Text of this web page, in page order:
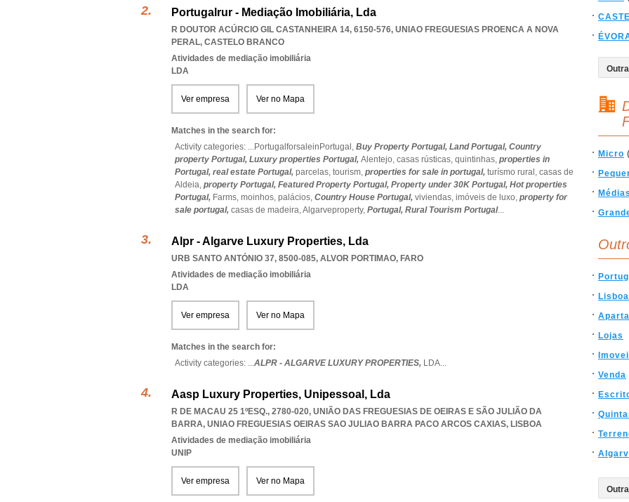
Portugalrur - Mediação Imobiliária, Lda
R DOUTOR ACÚRCIO GIL CASTANHEIRA 14, 6150-576, UNIAO FREGUESIAS PROENCA A NOVA
PERAL, CASTELO BRANCO
Atividades de mediação imobiliária
LDA
Ver empresa Ver no Mapa
Matches in the search for:
Activity categories: ...PortugalforsaleinPortugal, Buy Property Portugal, Land Portugal, Country
property Portugal, Luxury properties Portugal, Alentejo, casas rústicas, quintinhas, properties in
Portugal, real estate Portugal, parcelas, tourism, properties for sale in portugal, turísmo rural, casas de
Aldeia, property Portugal, Featured Property Portugal, Property under 30K Portugal, Hot properties
Portugal, Farms, moinhos, palácios, Country House Portugal, viviendas, imóveis de luxo, property for
sale portugal, casas de madeira,Algarveproperty, Portugal, Rural Tourism Portugal...
Alpr - Algarve Luxury Properties, Lda
URB SANTO ANTÓNIO 37, 8500-085, ALVOR PORTIMAO, FARO
Atividades de mediação imobiliária
LDA
Ver empresa Ver no Mapa
Matches in the search for:
Activity categories: ...ALPR - ALGARVE LUXURY PROPERTIES, LDA...
Aasp Luxury Properties, Unipessoal, Lda
R DE MACAU 25 1ºESQ., 2780-020, UNIÃO DAS FREGUESIAS DE OEIRAS E SÃO JULIÃO DA
BARRA, UNIAO FREGUESIAS OEIRAS SAO JULIAO BARRA PACO ARCOS CAXIAS, LISBOA
Atividades de mediação imobiliária
UNIP
Ver empresa Ver no Mapa
Micro
Médias
Lisboa
Lojas
Venda